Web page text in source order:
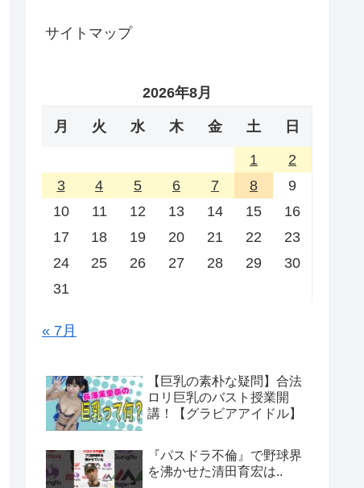
サイトマップ
2026年8月
月 火 水 木 金 土 日
1
2
3
4 5 6 7 8
9
10
11 12 13 14 15
16
17
18 19 20 21 22
23
24
25 26 27 28 29
30
31
« 7月
【巨乳の素朴な疑問】合法
ロリ巨乳のバスト授業開
講！【グラビアアイドル】
『パスドラ不倫』で野球界
を沸かせた清田育宏は..